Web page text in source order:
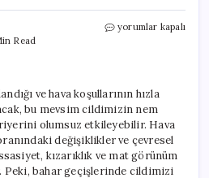
Read
Bahar
Cilt
Bariyerinizi
Güçlendirmek
için
Pratik
yorumlar kapalı
ve hava koşullarının hızla
bu mevsim cildimizin nem
olumsuz etkileyebilir. Hava
değişiklikler ve çevresel
kızarıklık ve mat görünüm
bahar geçişlerinde cildimizi